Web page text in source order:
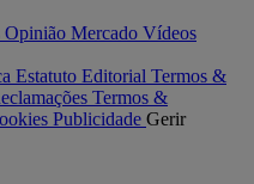
Opinião Mercado Vídeos
Estatuto Editorial Termos &
Termos &
Publicidade Gerir